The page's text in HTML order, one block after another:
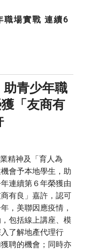
場實戰 連續6
青少年職
「友商有
精神及「育人為
會予本地學生，助
連續第６年榮獲由
有良」嘉許，認可
，美聯因應疫情，
包括線上講座、模
了解地產代理行
聘的機會；同時亦